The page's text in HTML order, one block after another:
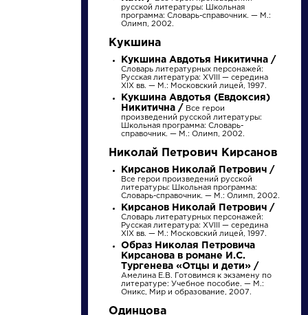
Найти
класс: Учебная
хрестоматия для
школ и_классов с
углубленным и...
Произведения
размышление
о Божием
величестве
при случае
великого
северного
сияния
Ломоносов Михаил
Васильевич »
русской литературы: Школьная
программа: Словарь-справочник. — М.:
Олимп, 2002.
Кукшина
Кукшина Авдотья Никитична /
Словарь литературных персонажей:
Русская литература: XVIII — середина
XIX вв. — М.: Московский лицей, 1997.
Кукшина Авдотья (Евдоксия)
Никитична / Все герои
произведений русской литературы:
Школьная программа: Словарь-
справочник. — М.: Олимп, 2002.
Николай Петрович Кирсанов
Кирсанов Николай Петрович /
Все герои произведений русской
литературы: Школьная программа:
Словарь-справочник. — М.: Олимп, 2002.
Кирсанов Николай Петрович /
Словарь литературных персонажей:
Русская литература: XVIII — середина
XIX вв. — М.: Московский лицей, 1997.
Образ Николая Петровича
Кирсанова в романе И.С.
Тургенева «Отцы и дети» /
Амелина Е.В. Готовимся к экзамену по
литературе: Учебное пособие. — М.:
Оникс, Мир и образование, 2007.
Одинцова